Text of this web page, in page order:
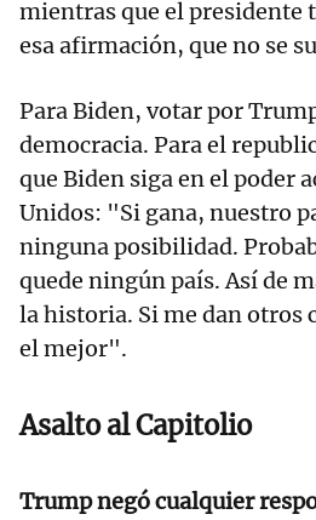
mientras que el presidente
esa afirmación, que no se
Para Biden, votar por
democracia. Para el
que Biden siga en el poder
Unidos: "Si gana, nuestro
ninguna posibilidad.
quede ningún país. Así de
la historia. Si me dan otros
el mejor".
Asalto al Capitolio
Trump negó cualquier